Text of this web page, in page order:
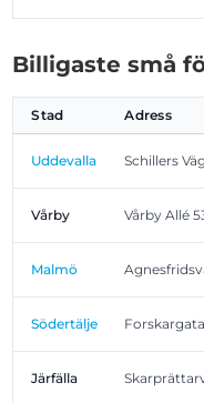
Billigaste små
Stad Adress
Uddevalla Schillers
Vårby Vårby Allé
Malmö
Södertälje
Järfälla